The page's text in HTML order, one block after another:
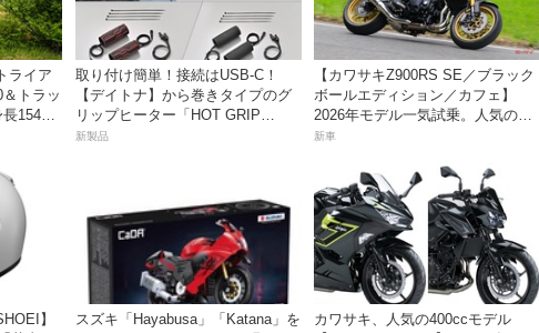
ライア
トラッ
154cm
取り付け簡単！接続はUSB-C！
【デイトナ】から巻きタイプのグ
リップヒーター「HOT GRIP
WRAP HEAT」が登場
新製品
【カワサキZ900RS SE／ブラック
ボールエディション／カフェ】
2026年モデル一気試乗。人気の国
産ネオレトロモデルが扱いやすく
新車
】
スズキ「Hayabusa」「Katana」を
カワサキ、人気の400ccモデル